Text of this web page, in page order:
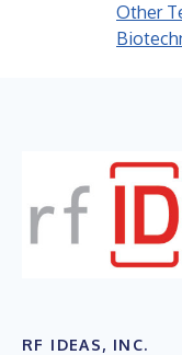
Other
RF IDEAS, INC.